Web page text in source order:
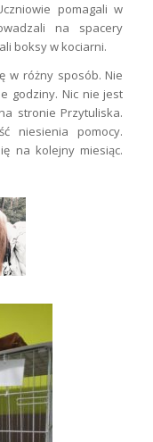
pomagali w
na spacery
boksy w kociarni.
w różny sposób. Nie
godziny. Nic nie jest
stronie Przytuliska.
niesienia pomocy.
na kolejny miesiąc.